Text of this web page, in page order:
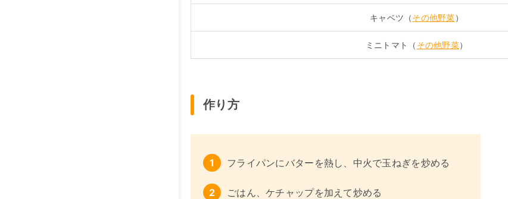
キャベツ（その他野菜）
ミニトマト（ その他野菜）
作り方
フライパンにバターを熱し、中火で玉ねぎを炒める
ごはん、ケチャップを加えて炒める